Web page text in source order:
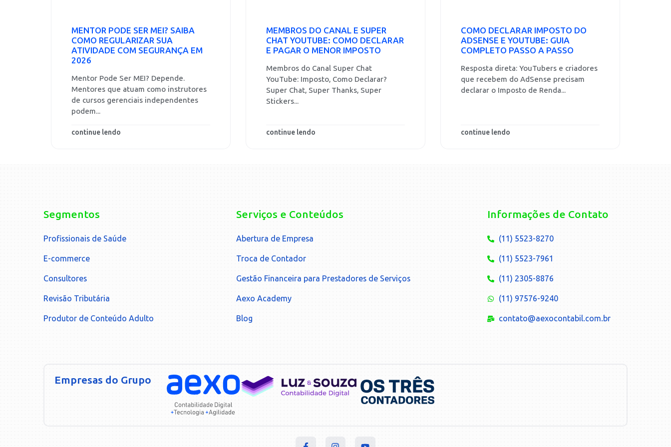
MENTOR PODE SER MEI? SAIBA
COMO REGULARIZAR SUA
ATIVIDADE COM SEGURANÇA EM
2026
Mentor Pode Ser MEI? Depende.
Mentores que atuam como instrutores
de cursos gerenciais independentes
podem...
continue lendo
MEMBROS DO CANAL E SUPER
CHAT YOUTUBE: COMO DECLARAR
E PAGAR O MENOR IMPOSTO
Membros do Canal Super Chat
YouTube: Imposto, Como Declarar?
Super Chat, Super Thanks, Super
Stickers...
continue lendo
COMO DECLARAR IMPOSTO DO
ADSENSE E YOUTUBE: GUIA
COMPLETO PASSO A PASSO
Resposta direta: YouTubers e criadores
que recebem do AdSense precisam
declarar o Imposto de Renda...
continue lendo
Segmentos
Profissionais de Saúde
E-commerce
Consultores
Revisão Tributária
Produtor de Conteúdo Adulto
Serviços e Conteúdos
Abertura de Empresa
Troca de Contador
Gestão Financeira para Prestadores de Serviços
Aexo Academy
Blog
Informações de Contato
(11) 5523-8270
(11) 5523-7961
(11) 2305-8876
(11) 97576-9240
contato@aexocontabil.com.br
Empresas do Grupo